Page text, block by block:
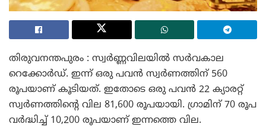
തിരുവനന്തപുരം : സ്വർണ്ണവിലയിൽ സർവകാല
റെക്കോർഡ്. ഇന്ന് ഒരു പവൻ സ്വർണത്തിന് 560
രൂപയാണ് കൂടിയത്. ഇതോടെ ഒരു പവൻ 22 ക്യാരറ്റ്
സ്വർണത്തിന്റെ വില 81,600 രൂപയായി. ഗ്രാമിന് 70 രൂപ
വർദ്ധിച്ച് 10,200 രൂപയാണ് ഇന്നത്തെ വില.